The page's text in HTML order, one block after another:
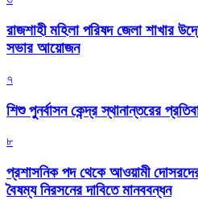
রাজশাহী মহিলা পরিষদ জেলা শাখার
সভার আয়োজন
৭
শিশু পুনর্বাসন কেন্দ্র স্থানান্তরের
৮
প্রশাসনিক পদ থেকে আওয়ামী
বৈষম্য নিরসনের দাবিতে মানববন্ধন